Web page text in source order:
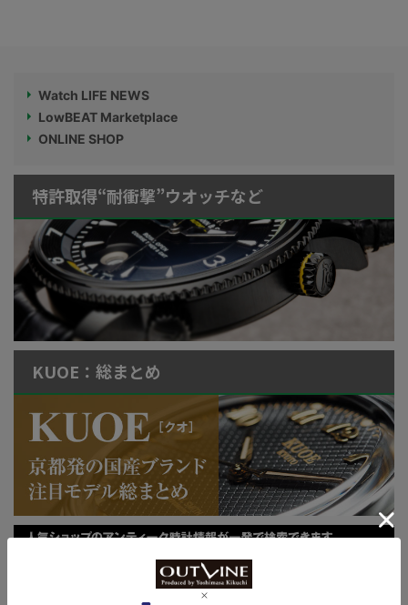
Watch LIFE NEWS
LowBEAT Marketplace
ONLINE SHOP
特許取得“耐衝撃”ウオッチなど
KUOE：総まとめ